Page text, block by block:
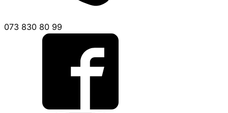
073 830 80 99